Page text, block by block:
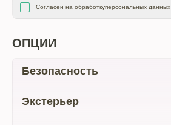
Согласен на обработкуперсональных данных
ОПЦИИ
Безопасность
Экстерьер